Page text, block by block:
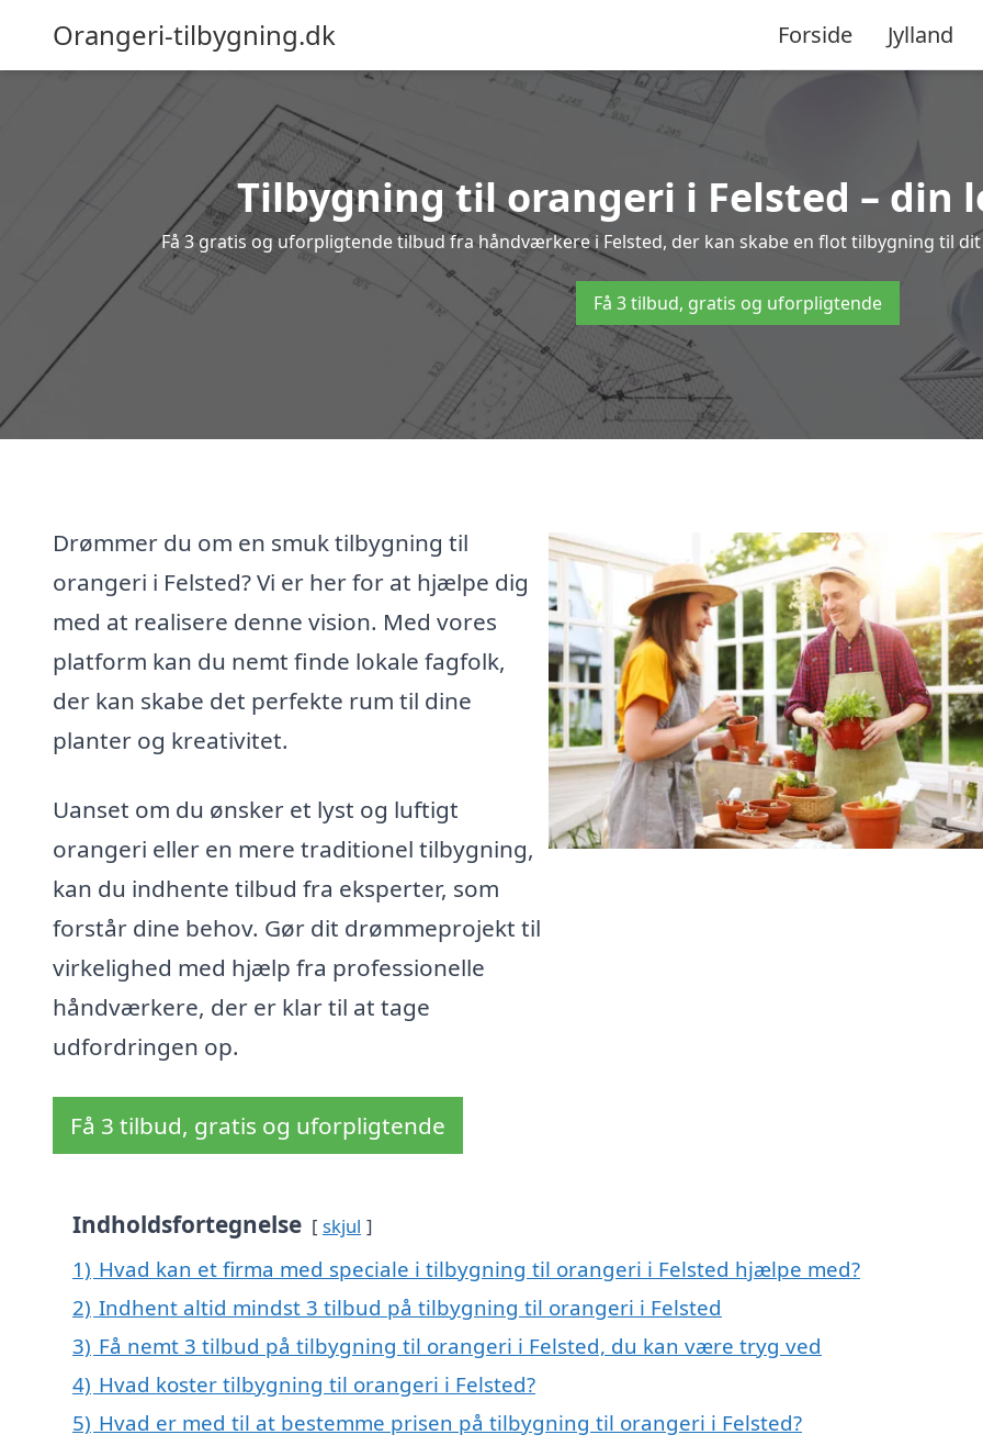
Orangeri-tilbygning.dk Forside Jylland
Tilbygning til orangeri i Felsted – din
Få 3 gratis og uforpligtende tilbud fra håndværkere i Felsted, der kan skabe en flot tilbygning til
Få 3 tilbud, gratis og uforpligtende
Drømmer du om en smuk tilbygning til
orangeri i Felsted? Vi er her for at hjælpe dig
med at realisere denne vision. Med vores
platform kan du nemt finde lokale fagfolk,
der kan skabe det perfekte rum til dine
planter og kreativitet.
Uanset om du ønsker et lyst og luftigt
orangeri eller en mere traditionel tilbygning,
kan du indhente tilbud fra eksperter, som
forstår dine behov. Gør dit drømmeprojekt til
virkelighed med hjælp fra professionelle
håndværkere, der er klar til at tage
udfordringen op.
Få 3 tilbud, gratis og uforpligtende
Indholdsfortegnelse skjul
1) Hvad kan et firma med speciale i tilbygning til orangeri i Felsted hjælpe med?
2) Indhent altid mindst 3 tilbud på tilbygning til orangeri i Felsted
3) Få nemt 3 tilbud på tilbygning til orangeri i Felsted, du kan være tryg ved
4) Hvad koster tilbygning til orangeri i Felsted?
5) Hvad er med til at bestemme prisen på tilbygning til orangeri i Felsted?